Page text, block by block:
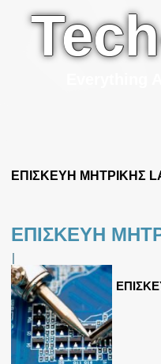
ΕΠΙΣΚΕΥΗ ΜΗΤΡΙΚΗΣ
ΕΠΙΣΚΕΥΗ
|